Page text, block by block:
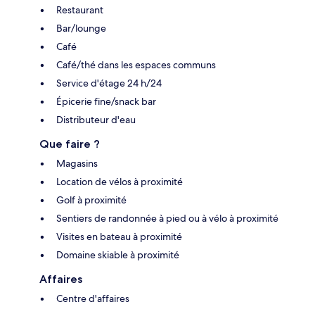
Restaurant
Bar/lounge
Café
Café/thé dans les espaces communs
Service d'étage 24 h/24
Épicerie fine/snack bar
Distributeur d'eau
Que faire ?
Magasins
Location de vélos à proximité
Golf à proximité
Sentiers de randonnée à pied ou à vélo à proximité
Visites en bateau à proximité
Domaine skiable à proximité
Affaires
Centre d'affaires